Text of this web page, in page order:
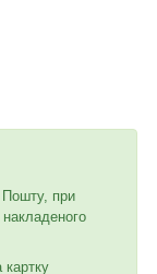
Пошту, при
картку